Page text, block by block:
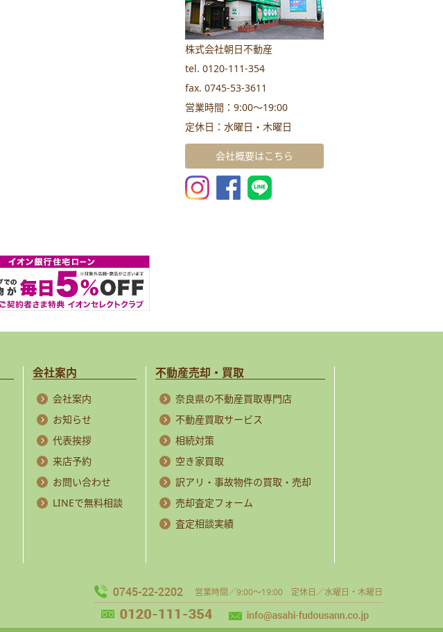
株式会社朝日不動産
tel. 0120-111-354
fax. 0745-53-3611
営業時間：9:00～19:00
定休日：水曜日・木曜日
会社概要はこちら
会社案内
会社案内
お知らせ
代表挨拶
来店予約
お問い合わせ
LINEで無料相談
不動産売却・買取
奈良県の不動産買取専門店
不動産買取サービス
相続対策
空き家買取
訳アリ・事故物件の買取・売却
売却査定フォーム
査定相談実績
営業時間／9:00～19:00 定休日／水曜日・木曜日